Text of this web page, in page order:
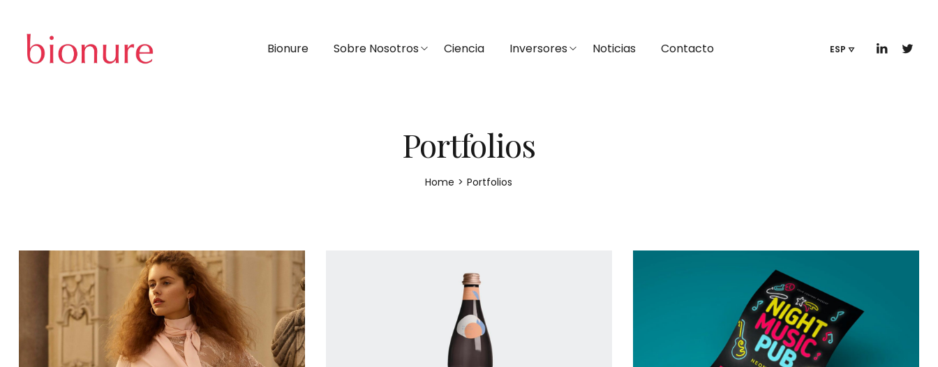
Bionure Sobre Nosotros Ciencia Inversores Noticias Contacto ESP
Portfolios
Home > Portfolios